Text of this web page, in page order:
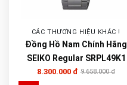
CÁC THƯƠNG HIỆU KHÁC !
Đồng Hồ Nam Chính Hãng
SEIKO Regular SRPL49K1
8.300.000 đ 9.658.000 đ